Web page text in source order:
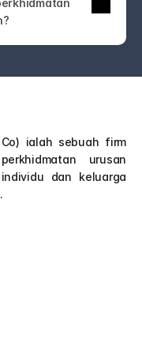
Pasukan
ialah sebuah firm
urusan
dan keluarga